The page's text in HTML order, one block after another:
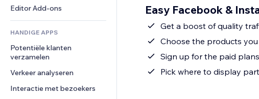
Eten en drinken
Rekenmachines
Zoeken
Weer
Grafieken en tabellen
Community
Beoordelingen en testimonials
CRM
Editor Add-ons
HANDIGE APPS
Potentiële klanten
verzamelen
Verkeer analyseren
Interactie met bezoekers
Easy Facebook &
Get a boost of quality
Choose the products
Sign up for the paid
Pick where to display